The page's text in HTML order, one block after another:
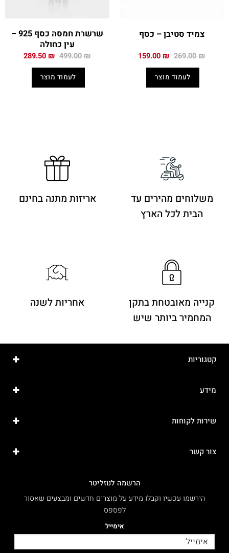
צמיד סטיבן – כסף
269.00₪ המחיר
269.00 ₪.
159.00₪ המחיר
לעמוד מוצר
שרשרת חמסה כסף 925 –
עין כחולה
499.00₪ המחיר
499.00 ₪.
289.50₪ המחיר
לעמוד מוצר
משלוחים מהירים עד
הבית לכל הארץ
אריזות מתנה בחינם
קנייה מאובטחת בתקן
המחמיר ביותר שיש
אחריות לשנה
קטגוריות
מידע
שירות לקוחות
צור קשר
הרשמה לנוזליטר
הירשמו עכשיו וקבלו מידע על מוצרים חדשים ומבצעים שאסור
לפספס
אימייל